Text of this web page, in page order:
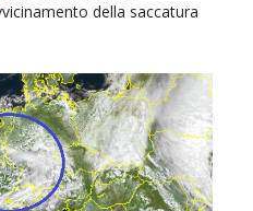
della saccatura